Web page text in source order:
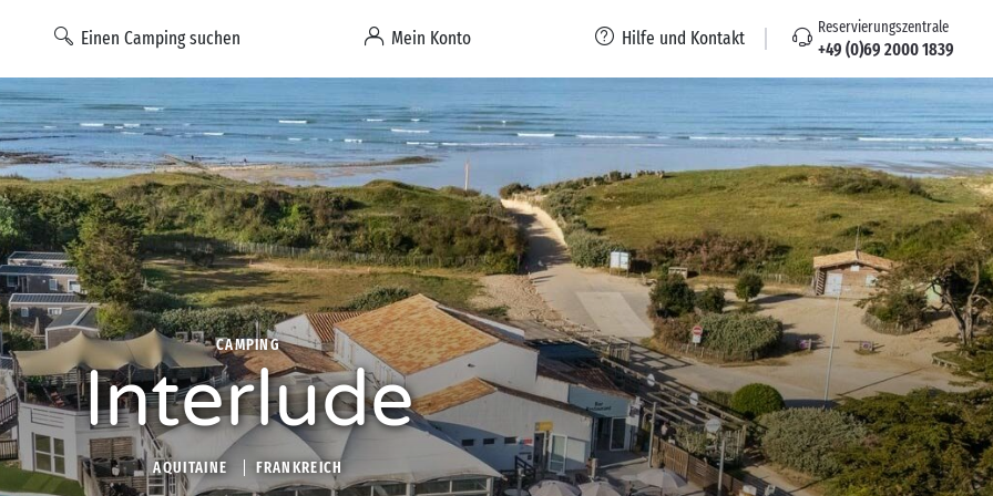
Einen Camping suchen Mein Konto Hilfe und Kontakt Reservierungszentrale
+49 (0)69 2000 1839
CAMPING
Interlude
AQUITAINE FRANKREICH